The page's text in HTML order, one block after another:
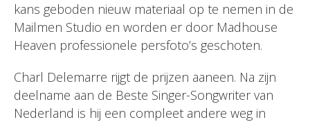
kans geboden nieuw materiaal op te nemen in de
Mailmen Studio en worden er door Madhouse
Heaven professionele persfoto’s geschoten.
Charl Delemarre rijgt de prijzen aaneen. Na zijn
deelname aan de Beste Singer-Songwriter van
Nederland is hij een compleet andere weg in